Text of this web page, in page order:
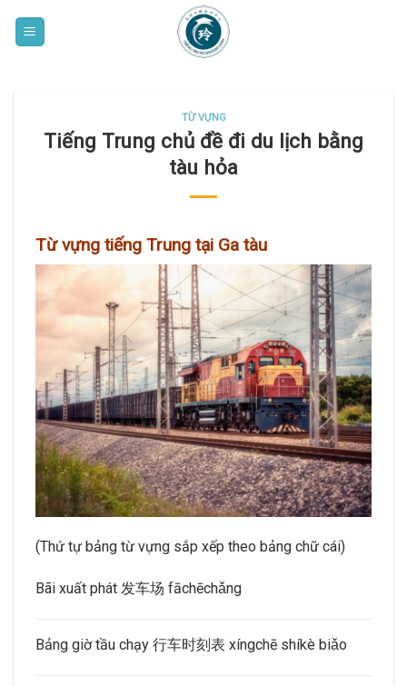
TỪ VỰNG
Tiếng Trung chủ đề đi du lịch bằng
tàu hỏa
Từ vựng tiếng Trung tại Ga tàu
(Thứ tự bảng từ vựng sắp xếp theo bảng chữ cái)
Bãi xuất phát 发车场 fāchēchǎng
Bảng giờ tầu chạy 行车时刻表 xíngchē shíkè biǎo